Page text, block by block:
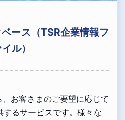
ース（TSR企業情報フ
イル）
お客さまのご要望に応じて
するサービスです。様々な